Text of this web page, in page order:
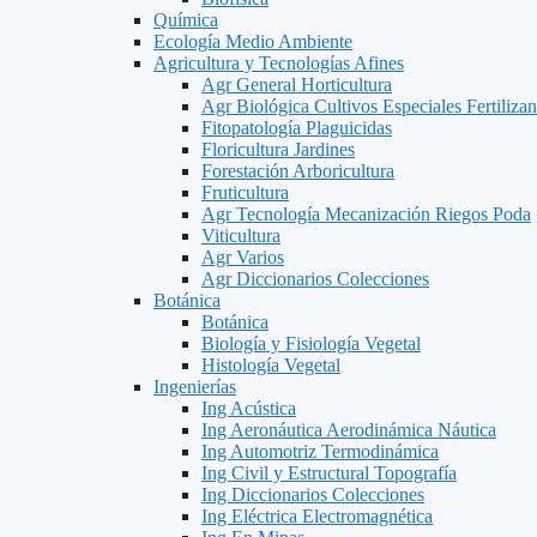
Química
Ecología Medio Ambiente
Agricultura y Tecnologías Afines
Agr General Horticultura
Agr Biológica Cultivos Especiales
Fitopatología Plaguicidas
Floricultura Jardines
Forestación Arboricultura
Fruticultura
Agr Tecnología Mecanización Riegos Poda
Viticultura
Agr Varios
Agr Diccionarios Colecciones
Botánica
Botánica
Biología y Fisiología Vegetal
Histología Vegetal
Ingenierías
Ing Acústica
Ing Aeronáutica Aerodinámica Náutica
Ing Automotriz Termodinámica
Ing Civil y Estructural Topografía
Ing Diccionarios Colecciones
Ing Eléctrica Electromagnética